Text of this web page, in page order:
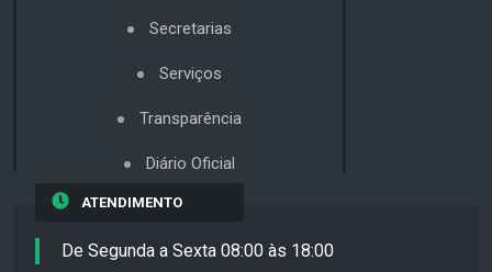
Secretarias
Serviços
Transparência
Diário Oficial
ATENDIMENTO
De Segunda a Sexta 08:00 às 18:00